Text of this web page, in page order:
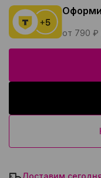
от 790 ₽